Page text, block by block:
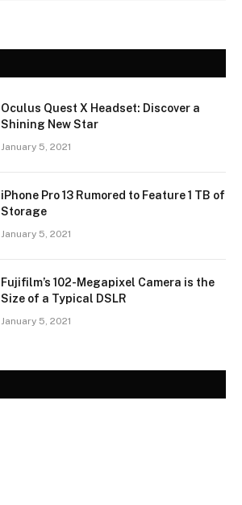
Oculus Quest X Headset: Discover a
Shining New Star
January 5, 2021
iPhone Pro 13 Rumored to Feature 1 TB of
Storage
January 5, 2021
Fujifilm’s 102-Megapixel Camera is the
Size of a Typical DSLR
January 5, 2021